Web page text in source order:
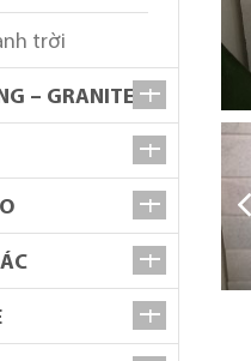
trời
– GRANITE